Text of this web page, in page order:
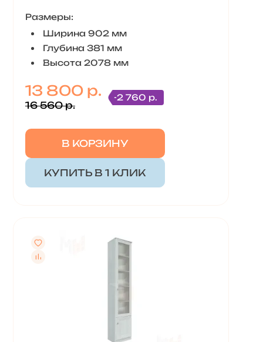
Размеры:
Ширина 902 мм
Глубина 381 мм
Высота 2078 мм
13 800 р.
16 560 р.
-2 760 р.
В КОРЗИНУ
КУПИТЬ В 1 КЛИК